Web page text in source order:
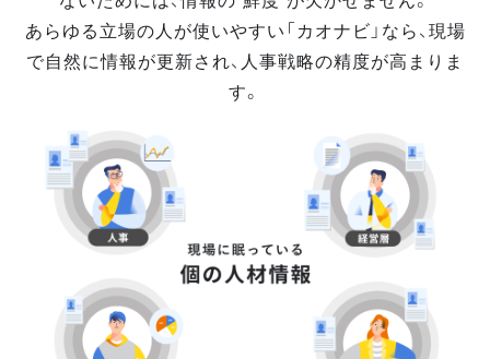
あらゆる立場の人が使いやすい「カオナビ」なら、現場
で自然に情報が更新され、人事戦略の精度が高まりま
す。